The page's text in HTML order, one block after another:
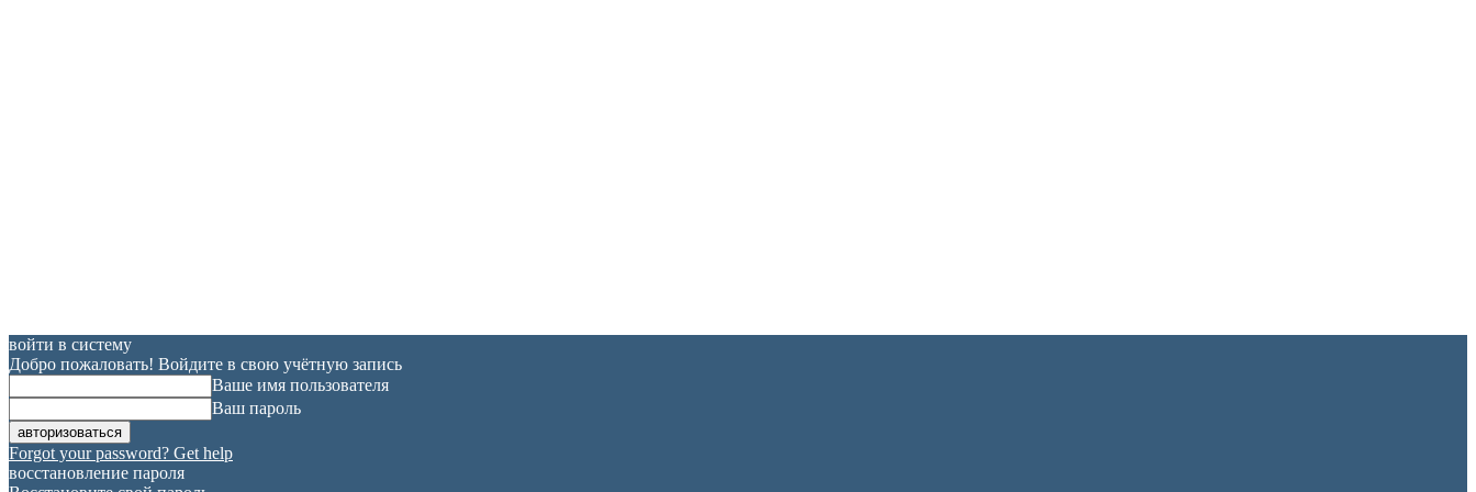
войти в систему
Добро пожаловать! Войдите в свою учётную запись
Ваше имя пользователя
Ваш пароль
Forgot your password? Get help
восстановление пароля